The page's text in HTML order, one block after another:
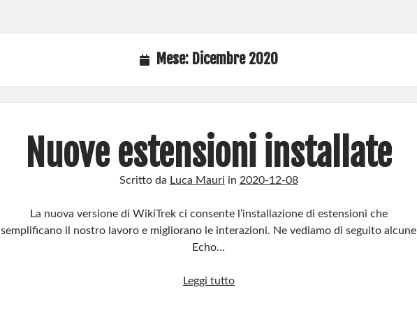
Mese: Dicembre 2020
Nuove estensioni installate
Scritto da Luca Mauri in 2020-12-08
La nuova versione di WikiTrek ci consente l’installazione di estensioni che
semplificano il nostro lavoro e migliorano le interazioni. Ne vediamo di seguito alcune
Echo…
Leggi tuttoNuove